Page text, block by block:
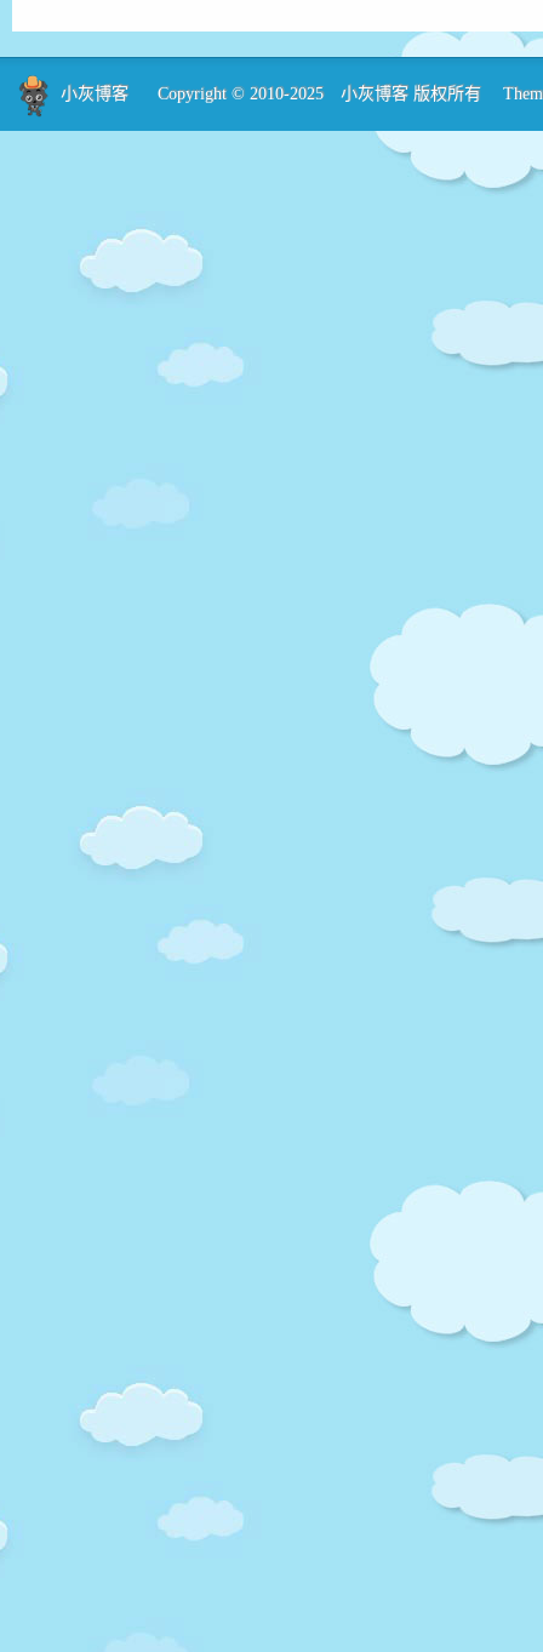
小灰博客 Copyright © 2010-2025小灰博客 版权所有